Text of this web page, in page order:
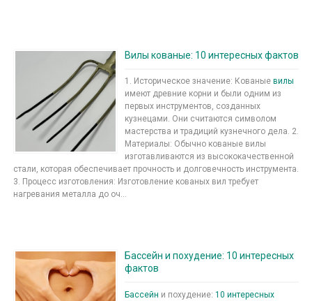
Вилы кованые: 10 интересных фактов
1. Историческое значение: Кованые вилы
имеют древние корни и были одним из
первых инструментов, созданных
кузнецами. Они считаются символом
мастерства и традиций кузнечного дела. 2.
Материалы: Обычно кованые вилы
изготавливаются из высококачественной
стали, которая обеспечивает прочность и долговечность инструмента.
3. Процесс изготовления: Изготовление кованых вил требует
нагревания металла до оч...
Бассейн и похудение: 10 интересных
фактов
Бассейн и похудение: 10 интересных